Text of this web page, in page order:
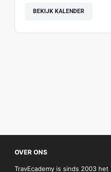
BEKIJK KALENDER
OVER ONS
TravEcademy is sinds 2003